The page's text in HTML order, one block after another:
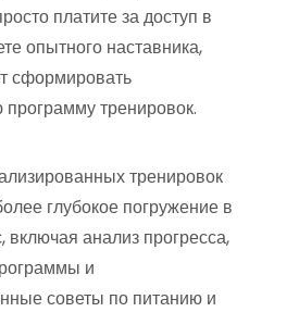
платите за доступ в
опытного наставника,
сформировать
тренировок.
тренировок
глубокое погружение в
анализ прогресса,
и
советы по питанию и